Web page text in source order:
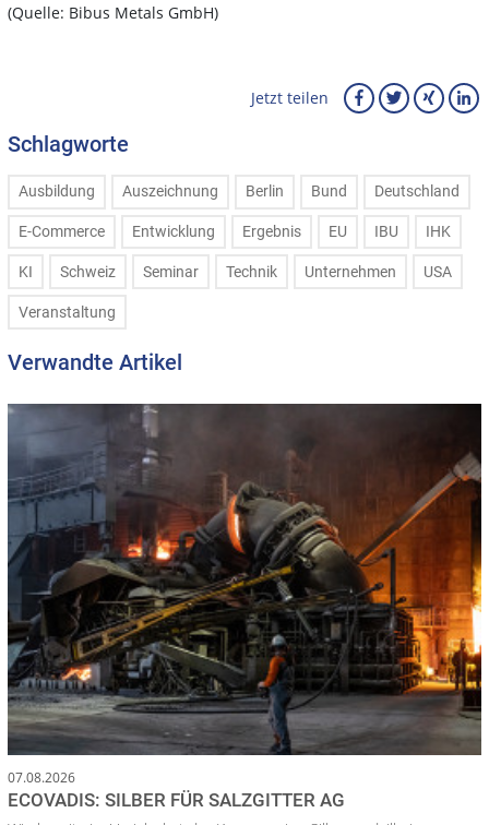
(Quelle: Bibus Metals GmbH)
Jetzt teilen
Schlagworte
Ausbildung Auszeichnung Berlin Bund Deutschland
E-Commerce Entwicklung Ergebnis EU IBU IHK
KI Schweiz Seminar Technik Unternehmen USA
Veranstaltung
Verwandte Artikel
07.08.2026
ECOVADIS: SILBER FÜR SALZGITTER AG